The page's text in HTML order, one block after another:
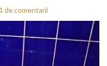
de comentarii